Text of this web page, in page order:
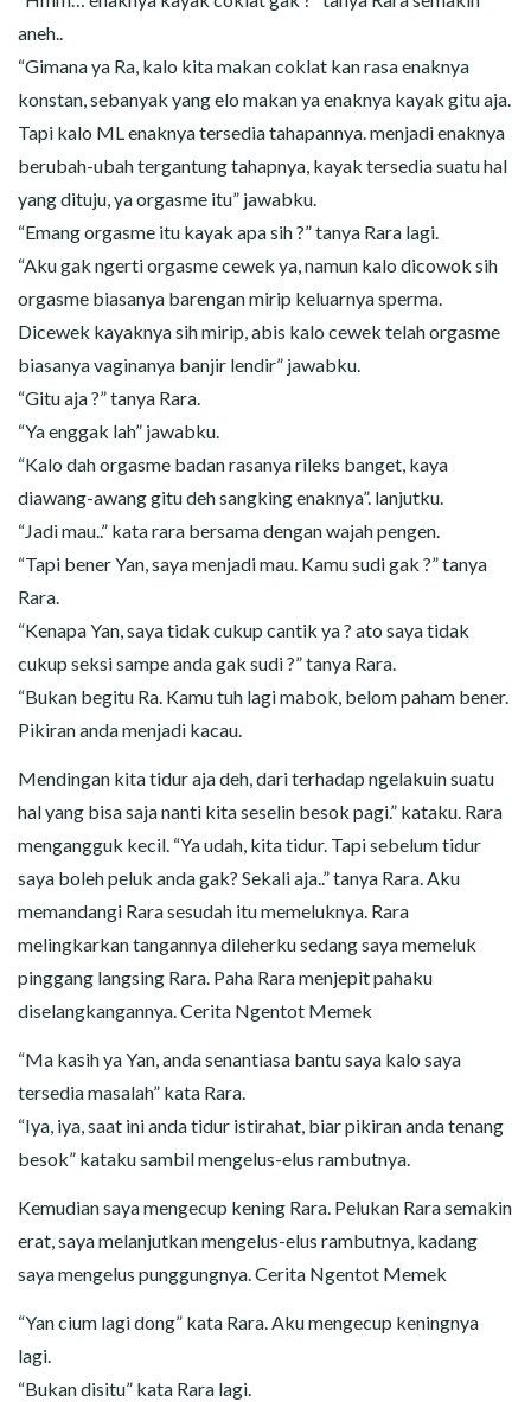
aneh..
“Gimana ya Ra, kalo kita makan coklat kan rasa enaknya
konstan, sebanyak yang elo makan ya enaknya kayak gitu aja.
Tapi kalo ML enaknya tersedia tahapannya. menjadi enaknya
berubah-ubah tergantung tahapnya, kayak tersedia suatu hal
yang dituju, ya orgasme itu” jawabku.
“Emang orgasme itu kayak apa sih ?” tanya Rara lagi.
“Aku gak ngerti orgasme cewek ya, namun kalo dicowok sih
orgasme biasanya barengan mirip keluarnya sperma.
Dicewek kayaknya sih mirip, abis kalo cewek telah orgasme
biasanya vaginanya banjir lendir” jawabku.
“Gitu aja ?” tanya Rara.
“Ya enggak lah” jawabku.
“Kalo dah orgasme badan rasanya rileks banget, kaya
diawang-awang gitu deh sangking enaknya”. lanjutku.
“Jadi mau..” kata rara bersama dengan wajah pengen.
“Tapi bener Yan, saya menjadi mau. Kamu sudi gak ?” tanya
Rara.
“Kenapa Yan, saya tidak cukup cantik ya ? ato saya tidak
cukup seksi sampe anda gak sudi ?” tanya Rara.
“Bukan begitu Ra. Kamu tuh lagi mabok, belom paham bener.
Pikiran anda menjadi kacau.
Mendingan kita tidur aja deh, dari terhadap ngelakuin suatu
hal yang bisa saja nanti kita seselin besok pagi.” kataku. Rara
mengangguk kecil. “Ya udah, kita tidur. Tapi sebelum tidur
saya boleh peluk anda gak? Sekali aja..” tanya Rara. Aku
memandangi Rara sesudah itu memeluknya. Rara
melingkarkan tangannya dileherku sedang saya memeluk
pinggang langsing Rara. Paha Rara menjepit pahaku
diselangkangannya. Cerita Ngentot Memek
“Ma kasih ya Yan, anda senantiasa bantu saya kalo saya
tersedia masalah” kata Rara.
“Iya, iya, saat ini anda tidur istirahat, biar pikiran anda tenang
besok” kataku sambil mengelus-elus rambutnya.
Kemudian saya mengecup kening Rara. Pelukan Rara semakin
erat, saya melanjutkan mengelus-elus rambutnya, kadang
saya mengelus punggungnya. Cerita Ngentot Memek
“Yan cium lagi dong” kata Rara. Aku mengecup keningnya
lagi.
“Bukan disitu” kata Rara lagi.